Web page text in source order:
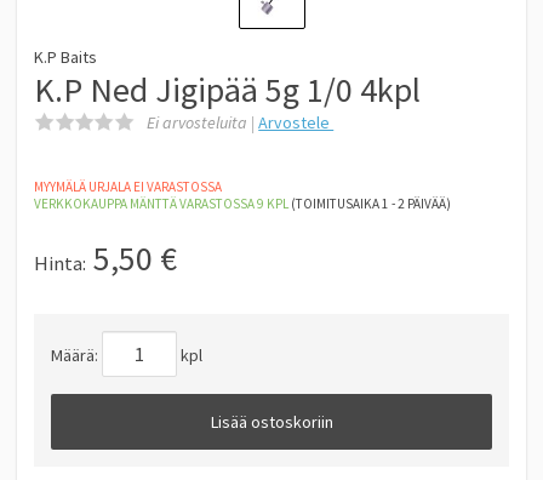
K.P Baits
K.P Ned Jigipää 5g 1/0 4kpl
Ei arvosteluita |Arvostele
MYYMÄLÄ URJALA EI VARASTOSSA
VERKKOKAUPPA MÄNTTÄVARASTOSSA 9 KPL(TOIMITUSAIKA 1 - 2 PÄIVÄÄ)
Hinta: 5,50 €
Määrä: kpl
Lisää ostoskoriin